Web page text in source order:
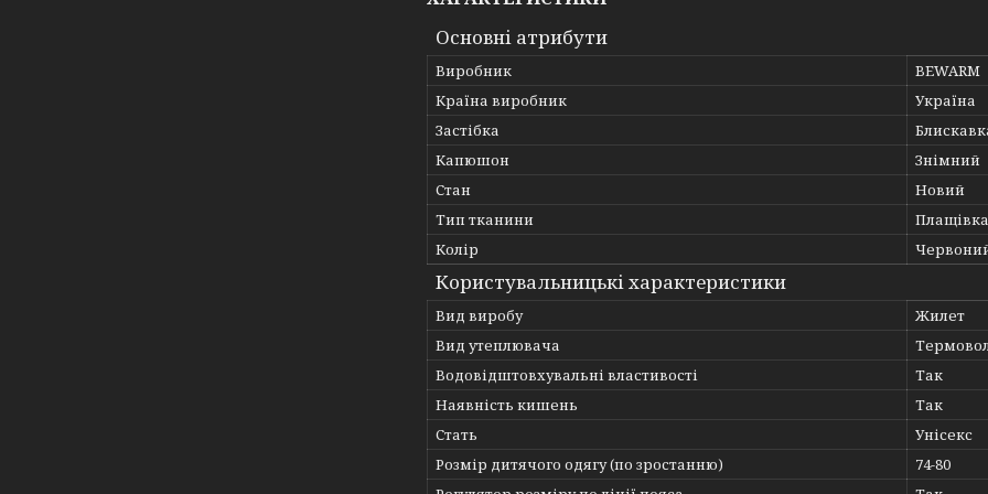
Основні атрибути
Виробник
BEWARM
Країна виробник
Україна
Застібка
Капюшон
Знімний
Стан
Новий
Тип тканини
Плащівка
Колір
Користувальницькі характеристики
Вид виробу
Жилет
Вид утеплювача
Водовідштовхувальні властивості
Так
Наявність кишень
Так
Стать
Унісекс
Розмір дитячого одягу (по зростанню)
74-80